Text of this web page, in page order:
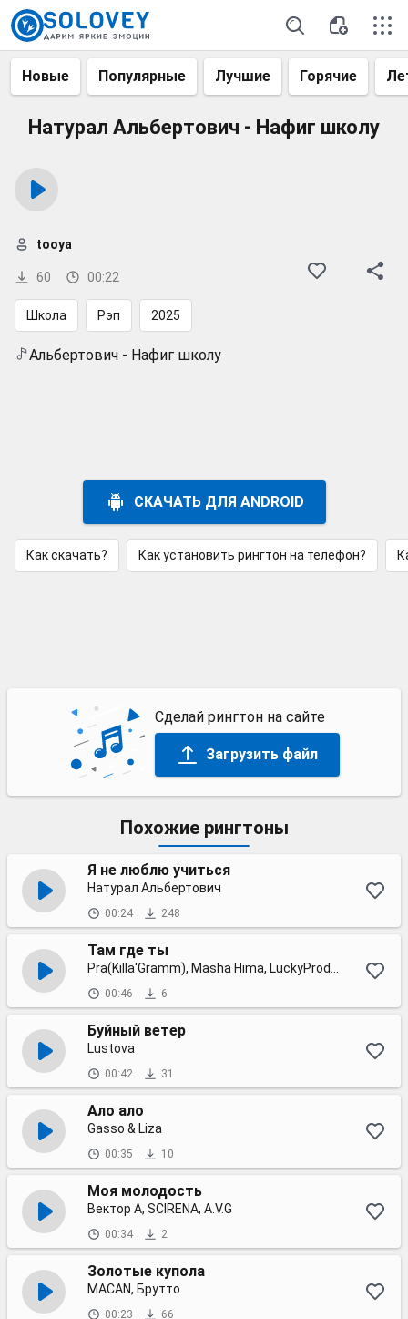
Новые Популярные Лучшие Горячие
Натурал Альбертович - Нафиг школу
60 00:22
tooya
Школа Рэп 2025
Альбертович - Нафиг школу
СКАЧАТЬ ДЛЯ ANDROID
Как скачать? Как установить рингтон на телефон?
Сделай рингтон на сайте
Загрузить файл
Похожие рингтоны
Я не люблю учиться
Натурал Альбертович
00:24 248
Там где ты
00:46 6
Буйный ветер
Lustova
00:42 31
Ало ало
Gasso & Liza
00:35 10
Моя молодость
Вектор А, SCIRENA, A.V.G
00:34 2
Золотые купола
MACAN, Брутто
00:23 66